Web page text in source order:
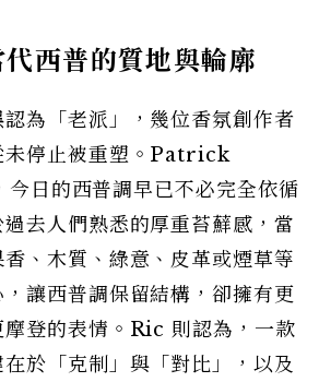
西普的質地與輪廓
為「老派」，幾位香氛創作者
未停止被重塑。Patrick
日的西普調早已不必完全依循
去人們熟悉的厚重苔蘚感，當
、木質、綠意、皮革或煙草等
讓西普調保留結構，卻擁有更
登的表情。Ric 則認為，一款
於「克制」與「對比」，以及